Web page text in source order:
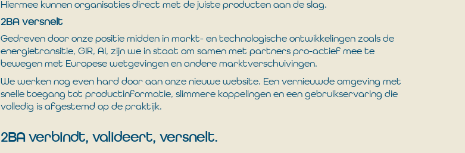
Hiermee kunnen organisaties direct met de juiste producten aan de slag.
2BA versnelt
Gedreven door onze positie midden in markt- en technologische ontwikkelingen zoals de
energietransitie, GIR, AI, zijn we in staat om samen met partners pro-actief mee te
bewegen met Europese wetgevingen en andere marktverschuivingen.
We werken nog even hard door aan onze nieuwe website. Een vernieuwde omgeving met
snelle toegang tot productinformatie, slimmere koppelingen en een gebruikservaring die
volledig is afgestemd op de praktijk.
2BA verbindt, valideert, versnelt.